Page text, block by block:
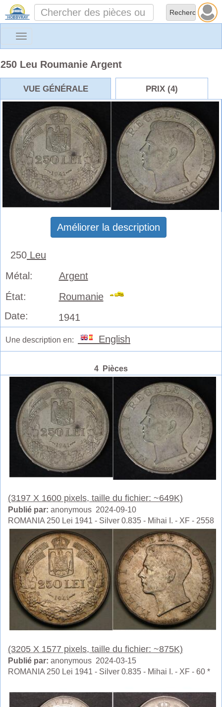
Toggle
250 Leu Roumanie Argent
VUE GÉNÉRALE PRIX (4)
Améliorer la description
250 Leu
Métal:
Argent
État:
Roumanie
Date:
1941
Une description en: English
4 Pièces
(3197 X 1600 pixels, taille du fichier: ~649K)
Publié par: anonymous 2024-09-10
ROMANIA 250 Lei 1941 - Silver 0.835 - Mihai I. - XF - 2558
(3205 X 1577 pixels, taille du fichier: ~875K)
Publié par: anonymous 2024-03-15
ROMANIA 250 Lei 1941 - Silver 0.835 - Mihai I. - XF - 60 *